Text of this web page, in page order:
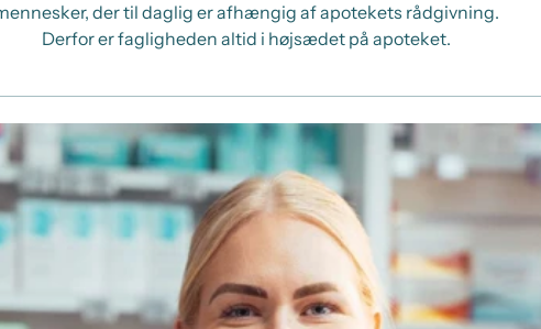
der til daglig er afhængig af apotekets rådgivning.
Derfor er fagligheden altid i højsædet på apoteket.